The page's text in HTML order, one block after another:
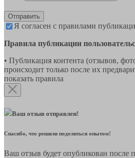
Отправить
Я согласен с правилами
Правила публикации
• Публикация контента (отзывов,
происходит только после их
показать правила
Ваш отзыв отправлен!
Спасибо, что решили поделиться опытом!
Ваш отзыв будет опубликован после